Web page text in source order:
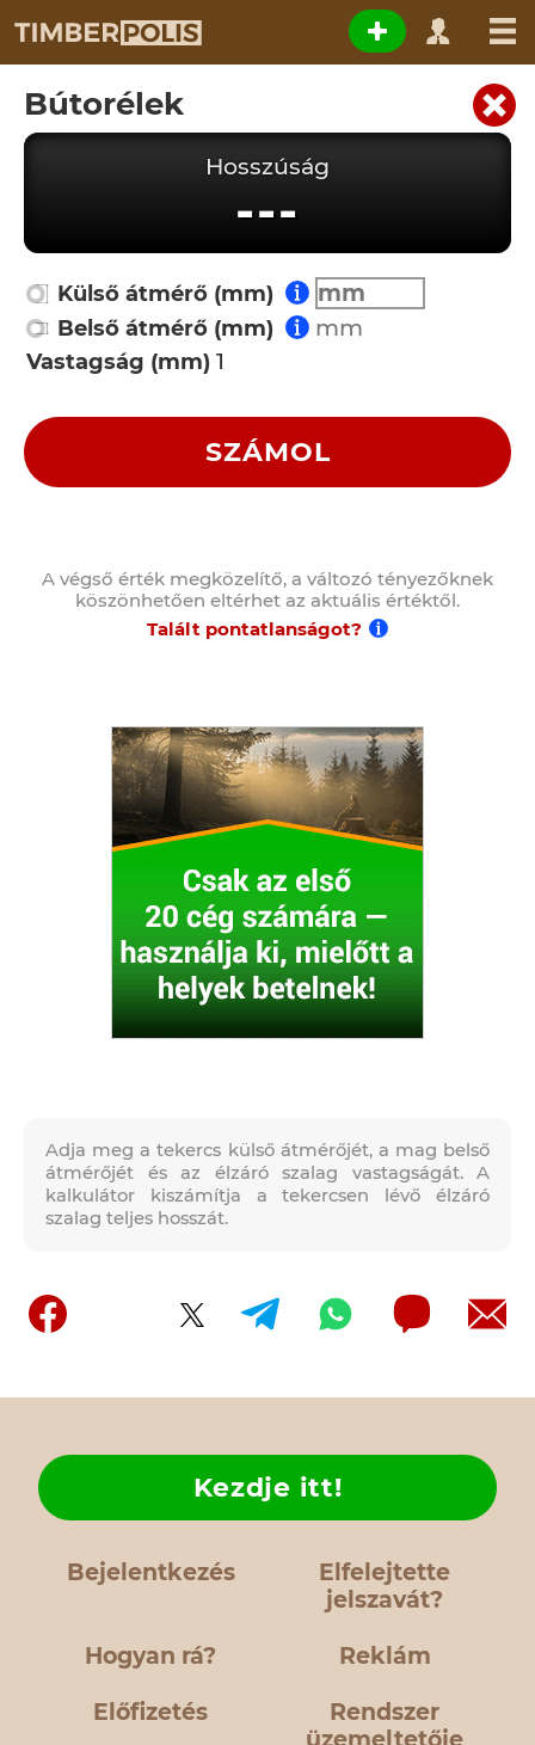
Bútorélek
Adja meg a tekercs külső átmérőjét, a mag belső
átmérőjét és az élzáró szalag vastagságát. A
kalkulátor kiszámítja a tekercsen lévő élzáró
szalag teljes hosszát.
Hosszúság
---
Külső átmérő (mm)
Belső átmérő (mm)
Vastagság (mm)
SZÁMOL
A végső érték megközelítő, a változó tényezőknek
köszönhetően eltérhet az aktuális értéktől.
Talált pontatlanságot?
Bejelentkezés
Elfelejtette
jelszavát?
Hogyan rá?
Kezdje itt!
Reklám
Előfizetés
Rendszer